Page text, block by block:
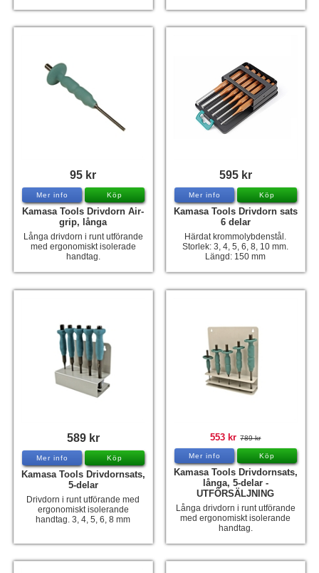
Lowrance
Varta - Batterier
Victron - Batteriladdare
CTEK - Batteriladdare
Webasto - Dieselvärmare
Kamasa Tools - Verktyg
Thule - Lasthållare
LAGERRENSING
Begagnade Motorer & Båtar
95 kr
Mer info Köp
Kamasa Tools Drivdorn Air-
grip, långa
Långa drivdorn i runt utförande
med ergonomiskt isolerade
handtag.
595 kr
Mer info Köp
Kamasa Tools Drivdorn sats
6 delar
Härdat krommolybdenstål.
Storlek: 3, 4, 5, 6, 8, 10 mm.
Längd: 150 mm
589 kr
Mer info Köp
Kamasa Tools Drivdornsats,
5-delar
Drivdorn i runt utförande med
ergonomiskt isolerande
handtag. 3, 4, 5, 6, 8 mm
553 kr 789 kr
Mer info Köp
Kamasa Tools Drivdornsats,
långa, 5-delar -
UTFÖRSÄLJNING
Långa drivdorn i runt utförande
med ergonomiskt isolerande
handtag.